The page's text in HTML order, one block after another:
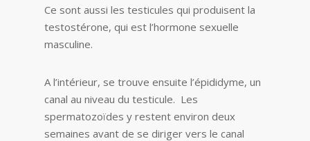
Ce sont aussi les testicules qui produisent la
testostérone, qui est l’hormone sexuelle
masculine.
A l’intérieur, se trouve ensuite l’épididyme, un
canal au niveau du testicule. Les
spermatozoïdes y restent environ deux
semaines avant de se diriger vers le canal